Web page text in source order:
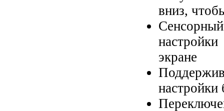
вниз,
экране
настройки